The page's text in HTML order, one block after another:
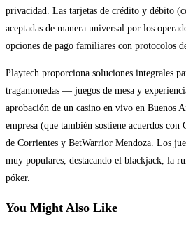
privacidad. Las tarjetas de crédito y débito
aceptadas de manera universal por los
opciones de pago familiares con protocolos
Playtech proporciona soluciones integrales
tragamonedas — juegos de mesa y
aprobación de un casino en vivo en Buenos
empresa (que también sostiene acuerdos
de Corrientes y BetWarrior Mendoza. Los
muy populares, destacando el blackjack, la
póker.
You Might Also Like